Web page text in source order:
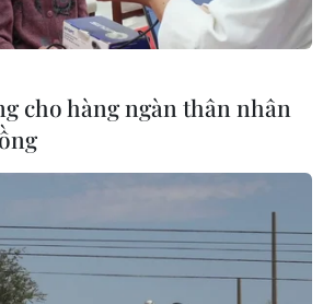
vs Indonesia:
'chảo lửa'
'Tuyển Việt Nam
cho hàng ngàn thân nhân